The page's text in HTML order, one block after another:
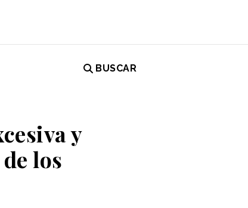
BUSCAR
y
los